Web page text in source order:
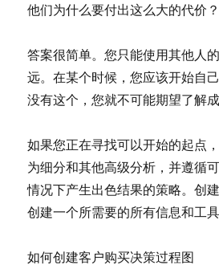
他们为什么要付出这么大的代价？
答案很简单。您只能使用其他人
远。在某个时候，您应该开始自
没有这个，您就不可能期望了解
如果您正在寻找可以开始的起点
为细分和其他高级分析，并遵循
情况下产生出色结果的策略。创
创建一个所需要的所有信息和工具
如何创建客户购买决策过程图